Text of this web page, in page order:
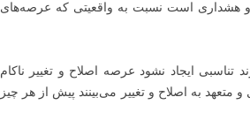
هشداری است نسبت به واقعیتی که عرصه‌های
تناسبی ایجاد نشود عرصه اصلاح و تغییر ناکام
به اصلاح و تغییر می‌بینند پیش از هر چیز